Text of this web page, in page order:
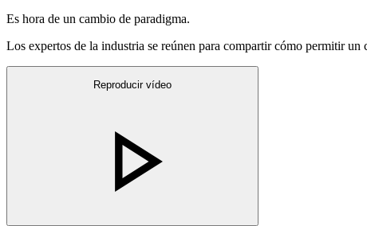
Es hora de un cambio de paradigma.
Los expertos de la industria se reúnen para compartir cómo permitir
Reproducir vídeo